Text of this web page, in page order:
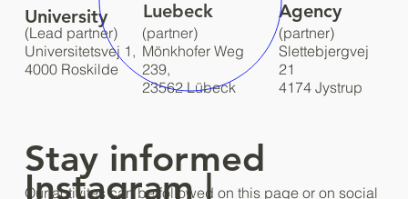
Our activites can be followed on this page or on social
Instagram|
Stay informed
(partner)
Mönkhofer Weg
239,
23562 Lübeck
(partner)
Slettebjergvej
21
4174 Jystrup
University
(Lead partner)
Universitetsvej 1,
4000 Roskilde
Luebeck
Agency